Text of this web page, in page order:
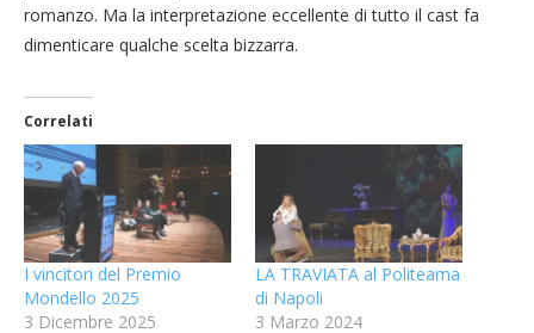
romanzo. Ma la interpretazione eccellente di tutto il cast fa
dimenticare qualche scelta bizzarra.
Correlati
I vincitori del Premio
Mondello 2025
3 Dicembre 2025
LA TRAVIATA al Politeama
di Napoli
3 Marzo 2024